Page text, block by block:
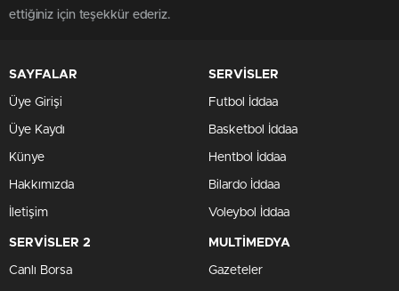
ettiğiniz için teşekkür ederiz.
SAYFALAR
Üye Girişi
Üye Kaydı
Künye
Hakkımızda
İletişim
SERVİSLER
Futbol İddaa
Basketbol İddaa
Hentbol İddaa
Bilardo İddaa
Voleybol İddaa
SERVİSLER 2
Canlı Borsa
MULTİMEDYA
Gazeteler